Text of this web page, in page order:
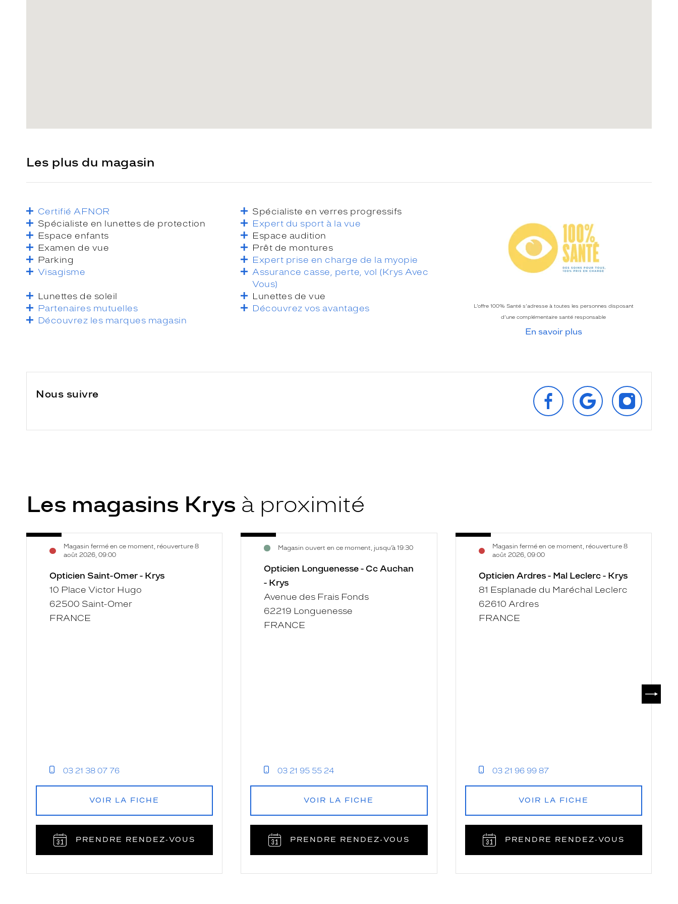
Les plus du magasin
Certifié AFNOR
Spécialiste en verres progressifs
Spécialiste en lunettes de protection
Expert du sport à la vue
Espace enfants
Espace audition
Examen de vue
Prêt de montures
Parking
Expert prise en charge de la myopie
Visagisme
Assurance casse, perte, vol (Krys Avec
Vous)
Lunettes de soleil
Lunettes de vue
Partenaires mutuelles
Découvrez vos avantages
Découvrez les marques magasin
L’offre 100% Santé s’adresse à toutes les personnes disposant
d’une complémentaire santé responsable
En savoir plus
Nous suivre
SUIVEZ‑NOUS
SUR
FACEBOOK
RETROUVEZ‑NOUS
SUR
GOOGLE
SUR
INSTAGRAM
Les magasins Krys à proximité
Opticien
Saint-
Magasin fermé en ce moment, réouverture 8
août 2026, 09:00
Voir
Opticien Saint-Omer - Krys
10 Place Victor Hugo
62500 Saint-Omer
FRANCE
03 21 38 07 76
VOIR LA FICHE
PRENDRE RENDEZ‑VOUS
Opticien
Longuenesse
Auchan
Magasin ouvert en ce moment, jusqu’à 19:30
Voir
Opticien Longuenesse - Cc Auchan
- Krys
Avenue des Frais Fonds
62219 Longuenesse
FRANCE
03 21 95 55 24
VOIR LA FICHE
PRENDRE RENDEZ‑VOUS
Opticien
Ardres
Leclerc
Magasin fermé en ce moment, réouverture 8
août 2026, 09:00
Voir
Opticien Ardres - Mal Leclerc - Krys
81 Esplanade du Maréchal Leclerc
62610 Ardres
FRANCE
03 21 96 99 87
VOIR LA FICHE
PRENDRE RENDEZ‑VOUS